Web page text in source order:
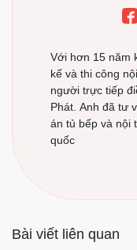
Với hơn 15 năm
kế và thi công
người trực tiếp
Phát. Anh đã tư
án tủ bếp và nội
quốc
Bài viết liên quan